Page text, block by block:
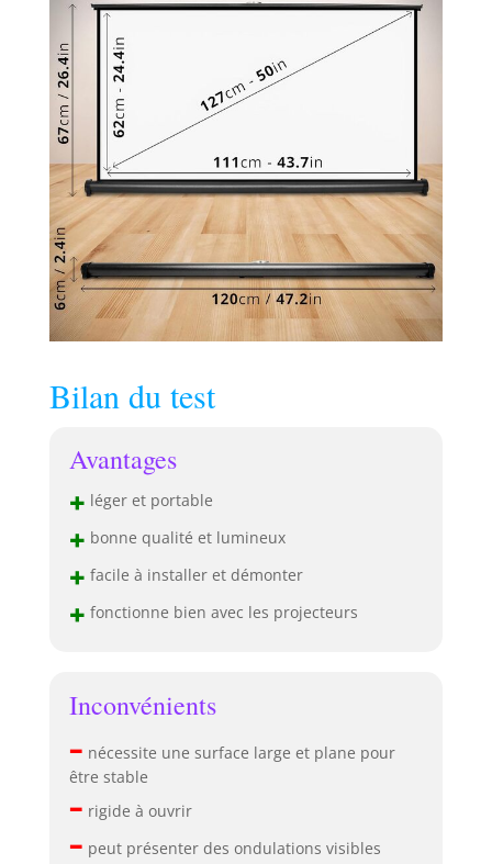
projection DPS50
parfaite pour une
expérience visuelle
exceptionnelle.
espace dès
aujourd'hui et
transformez votre
divertissement à
domicile. Le
modèle DPS50 est
également
disponible en
Bilan du test
Avantages
+ léger et portable
+ bonne qualité et lumineux
+ facile à installer et démonter
+ fonctionne bien avec les projecteurs
Inconvénients
– nécessite une surface large et plane pour
être stable
– rigide à ouvrir
– peut présenter des ondulations visibles